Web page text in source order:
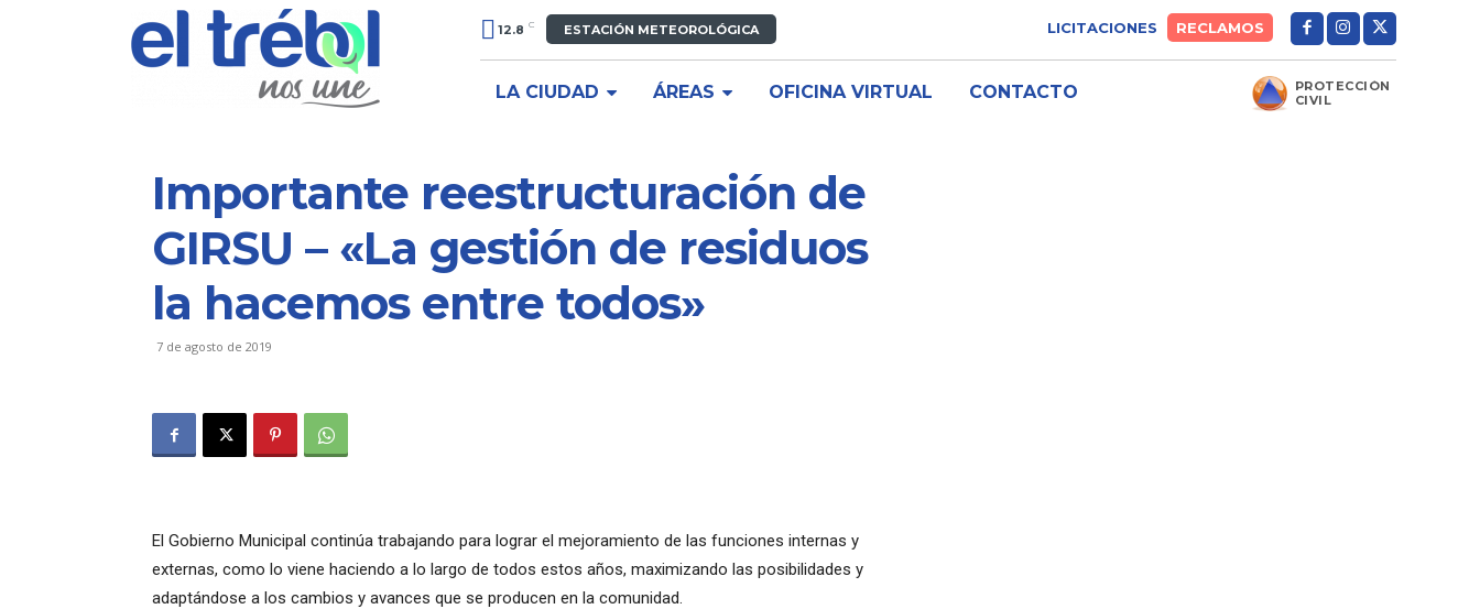
12.8 C ESTACIÓN METEOROLÓGICA LICITACIONES RECLAMOS
LA CIUDAD ÁREAS OFICINA VIRTUAL CONTACTO
PROTECCIÓN
CIVIL
Importante reestructuración de
GIRSU – «La gestión de residuos
la hacemos entre todos»
7 de agosto de 2019
El Gobierno Municipal continúa trabajando para lograr el mejoramiento de las funciones internas y
externas, como lo viene haciendo a lo largo de todos estos años, maximizando las posibilidades y
adaptándose a los cambios y avances que se producen en la comunidad.